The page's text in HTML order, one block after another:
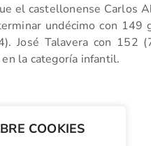
COOKIES
el castellonense Carlos
undécimo con
José Talavera con 152
la categoría infantil.